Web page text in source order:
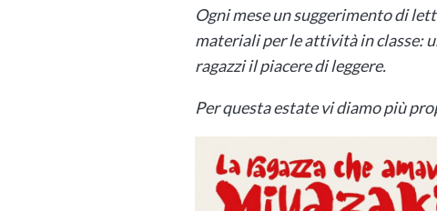
Ogni mese un suggerimento di
materiali per le attività in classe:
ragazzi il piacere di leggere.
Per questa estate vi diamo più